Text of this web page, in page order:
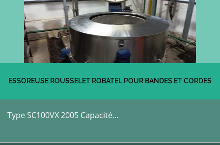
ESSOREUSE ROUSSELET ROBATEL POUR BANDES ET CORDES
Type SC100VX 2005 Capacité...